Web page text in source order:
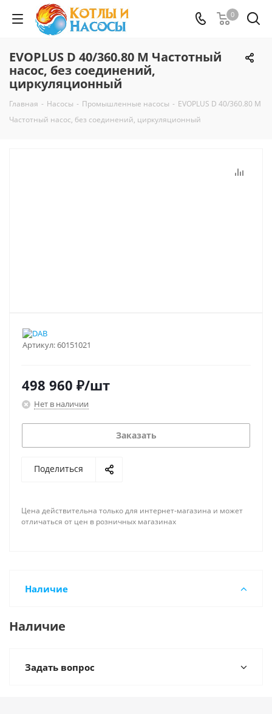
0
EVOPLUS D 40/360.80 M Частотный
насос, без соединений,
циркуляционный
Главная - Насосы - Промышленные насосы - EVOPLUS D 40/360.80 M
Частотный насос, без соединений, циркуляционный
Артикул:60151021
498 960 ₽/шт
Нет в наличии
Заказать
Поделиться
Цена действительна только для интернет-магазина и может
отличаться от цен в розничных магазинах
Наличие
Наличие
Задать вопрос